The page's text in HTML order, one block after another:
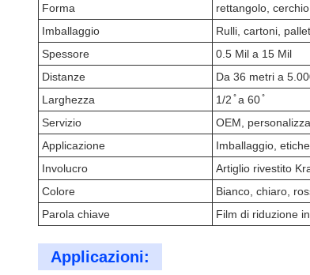
Forma
rettangolo,
Imballaggio
Rulli, cartoni,
Spessore
0.5 Mil a 15 Mil
Distanze
Da 36 metri a
Larghezza
1/2 ̊ a 60 ̊
Servizio
OEM,
Applicazione
Imballaggio,
Involucro
Artiglio rivestito
Colore
Bianco, chiaro,
Parola chiave
Film di riduzione
Applicazioni: